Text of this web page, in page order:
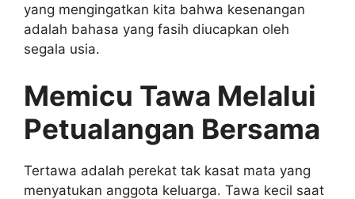
yang mengingatkan kita bahwa kesenangan
adalah bahasa yang fasih diucapkan oleh
segala usia.
Memicu Tawa Melalui
Petualangan Bersama
Tertawa adalah perekat tak kasat mata yang
menyatukan anggota keluarga. Tawa kecil saat